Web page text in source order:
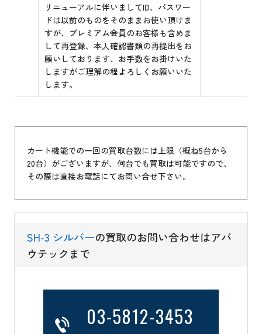
リニューアルに伴いましてID、パスワー
ドは以前のものをそのままお使い頂けま
すが、プレミアム会員のお客様も含めま
して再登録、本人確認書類の再提出をお
願いしております、お手数をお掛けいた
しますがご理解の程よろしくお願いいた
します。
カート機能での一回の買取台数には上限（概ね5台から
20台）がございますが、何台でも買取は可能ですので、
その際は直接お電話にてお問い合せ下さい。
SH-3 シルバーの買取のお問い合わせはアバ
ウテックまで
03-5812-3453